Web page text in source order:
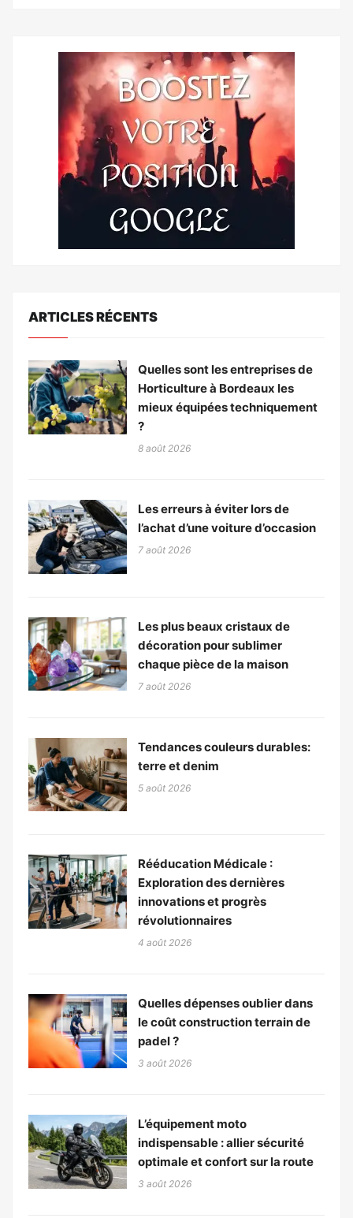
ARTICLES RÉCENTS
Quelles sont les entreprises de
Horticulture à Bordeaux les
mieux équipées techniquement
?
8 août 2026
Les erreurs à éviter lors de
l’achat d’une voiture d’occasion
7 août 2026
Les plus beaux cristaux de
décoration pour sublimer
chaque pièce de la maison
7 août 2026
Tendances couleurs durables:
terre et denim
5 août 2026
Rééducation Médicale :
Exploration des dernières
innovations et progrès
révolutionnaires
4 août 2026
Quelles dépenses oublier dans
le coût construction terrain de
padel ?
3 août 2026
L’équipement moto
indispensable : allier sécurité
optimale et confort sur la route
3 août 2026